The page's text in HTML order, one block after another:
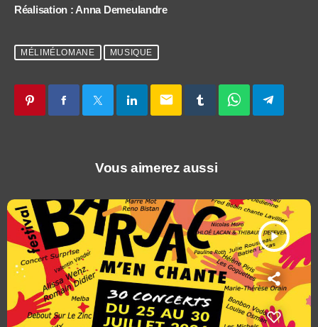
Réalisation : Anna Demeulandre
MÉLIMÉLOMANE MUSIQUE
email
Vous aimerez aussi
play_arrow